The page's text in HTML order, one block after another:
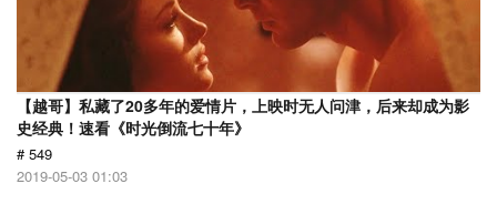
【越哥】私藏了20多年的爱情片，上映时无人问津，后来却成为影
史经典！速看《时光倒流七十年》
# 549
2019-05-03 01:03